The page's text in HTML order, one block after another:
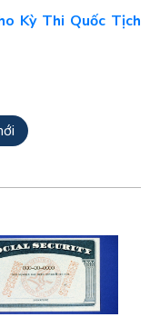
Kỳ Thi Quốc Tịch